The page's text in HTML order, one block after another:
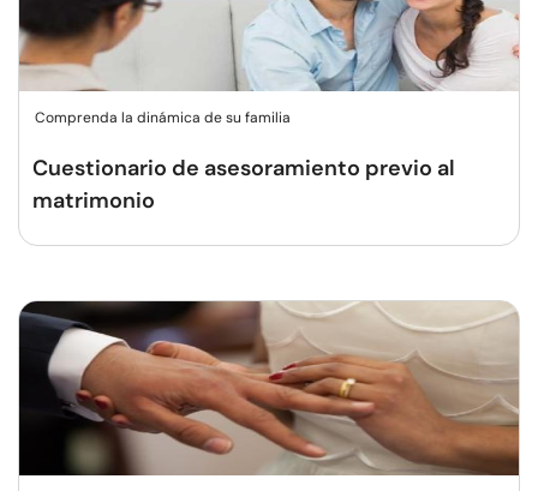
Comprenda la dinámica de su familia
Cuestionario de asesoramiento previo al
matrimonio